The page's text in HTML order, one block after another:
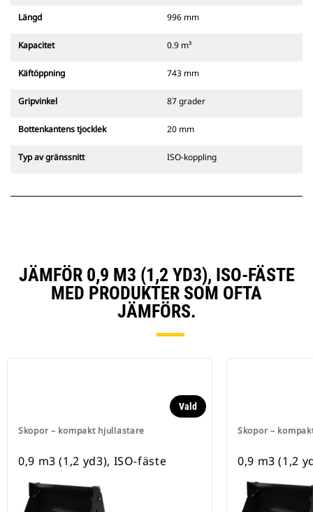
Längd 996 mm
Kapacitet 0.9 m³
Käftöppning 743 mm
Gripvinkel 87 grader
Bottenkantens tjocklek 20 mm
Typ av gränssnitt ISO-koppling
JÄMFÖR 0,9 M3 (1,2 YD3), ISO-FÄSTE
MED PRODUKTER SOM OFTA
JÄMFÖRS.
Skopor – kompakt hjullastare
Vald
0,9 m3 (1,2 yd3), ISO-fäste
Skopor –
0,9 m3 (1,2